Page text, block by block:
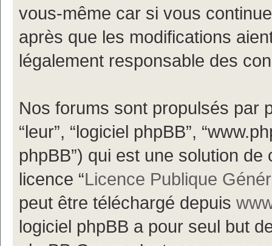
vous-même car si vous
après que les modifications
légalement responsable des
Nos forums sont propulsés par
“leur”, “logiciel phpBB”,
phpBB”) qui est une solution
licence “Licence Publique
peut être téléchargé depuis
logiciel phpBB a pour seul but